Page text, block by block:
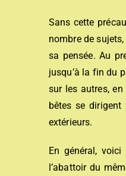
Sans cette
nombre de
sa pensée. Au
jusqu’à la fin du
sur les autres,
bêtes se dirigent
extérieurs.
En général,
l’abattoir du